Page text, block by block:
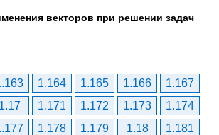
векторов при решении задач
1.164 1.165 1.166
1.167
1.17 1.171 1.172 1.173
1.174
1.178 1.179 1.18
1.181